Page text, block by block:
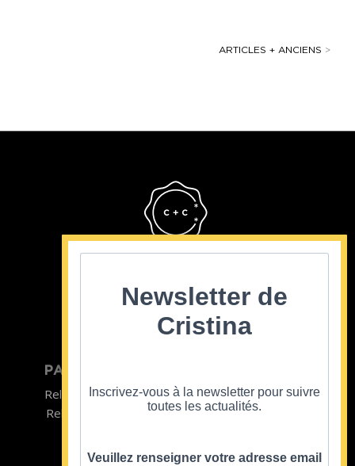
ARTICLES + ANCIENS >
PARTICULIER
Relooking homme
Relooking femme
Team Building
Formations
Newsletter de
Cristina
Inscrivez-vous à la newsletter pour suivre
toutes les actualités.
Veuillez renseigner votre adresse email